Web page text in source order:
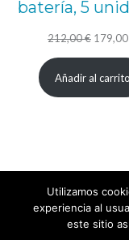
batería, 5
212,00€ El
precio
original
179,00
Añadir al carrito
Utilizamos
experiencia al
este sitio